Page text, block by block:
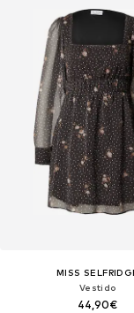
MISS
Vestido
44,90€